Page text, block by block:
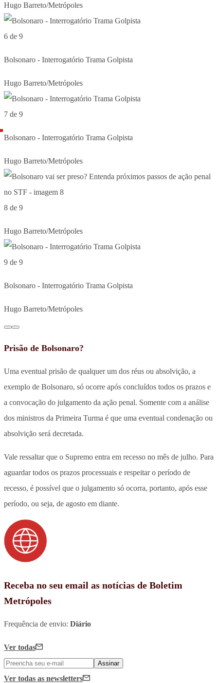
Hugo Barreto/Metrópoles
6 de 9
Bolsonaro - Interrogatório Trama Golpista
Hugo Barreto/Metrópoles
7 de 9
Bolsonaro - Interrogatório Trama Golpista
Hugo Barreto/Metrópoles
8 de 9
Hugo Barreto/Metrópoles
9 de 9
Bolsonaro - Interrogatório Trama Golpista
Hugo Barreto/Metrópoles
Prisão de Bolsonaro?
Uma eventual prisão de qualquer um dos réus ou absolvição, a
exemplo de Bolsonaro, só ocorre após concluídos todos os prazos e
a convocação do julgamento da ação penal. Somente com a análise
dos ministros da Primeira Turma é que uma eventual condenação ou
absolvição será decretada.
Vale ressaltar que o Supremo entra em recesso no mês de julho. Para
aguardar todos os prazos processuais e respeitar o período de
recesso, é possível que o julgamento só ocorra, portanto, após esse
período, ou seja, de agosto em diante.
Receba no seu email as notícias de Boletim
Metrópoles
Frequência de envio: Diário
Ver todas
Assinar
Ver todas as newsletters